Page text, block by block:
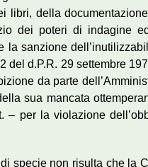
libri, della
dei poteri di indagine
la sanzione
del d.P.R. 29 settembre
da parte
sua mancata
– per la violazione
specie non risulta che la